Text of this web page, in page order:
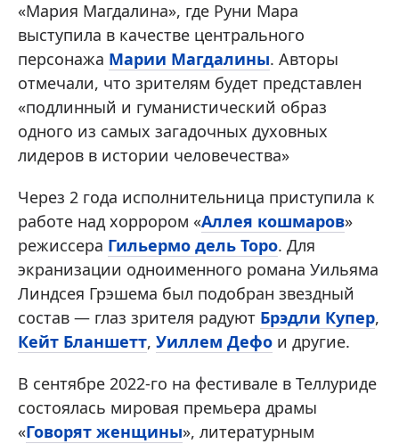
«Мария Магдалина», где Руни Мара
выступила в качестве центрального
персонажа Марии Магдалины. Авторы
отмечали, что зрителям будет представлен
«подлинный и гуманистический образ
одного из самых загадочных духовных
лидеров в истории человечества»
Через 2 года исполнительница приступила к
работе над хоррором «Аллея кошмаров»
режиссера Гильермо дель Торо. Для
экранизации одноименного романа Уильяма
Линдсея Грэшема был подобран звездный
состав — глаз зрителя радуют Брэдли Купер,
Кейт Бланшетт, Уиллем Дефо и другие.
В сентябре 2022-го на фестивале в Теллуриде
состоялась мировая премьера драмы
«Говорят женщины», литературным